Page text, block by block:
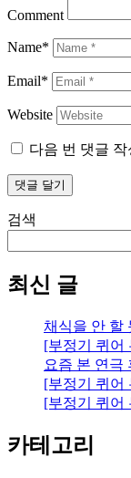
Comment
Name*
Email*
Website
다음 번 댓글
검색
최신 글
채식을 안 할
[부정기 퀴어
요즘 본 연극
[부정기 퀴어
[부정기 퀴어
카테고리